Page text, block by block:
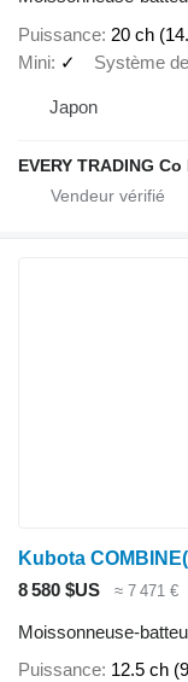
Puissance 20 ch
Mini ✓ Système
Japon
EVERY TRADING
Kubota
8 580 $US
≈ 7 471 €
Moissonneuse-
Puissance 12.5 ch